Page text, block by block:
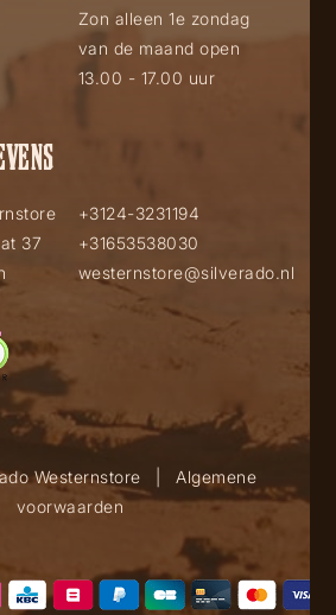
Zon alleen 1e zondag
van de maand open
13.00 - 17.00 uur
37
+3124-3231194
+31653538030
westernstore@silverado.nl
Westernstore
Algemene
voorwaarden